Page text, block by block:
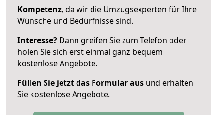
Kompetenz, da wir die Umzugsexperten für Ihre
Wünsche und Bedürfnisse sind.
Interesse? Dann greifen Sie zum Telefon oder
holen Sie sich erst einmal ganz bequem
kostenlose Angebote.
Füllen Sie jetzt das Formular aus und erhalten
Sie kostenlose Angebote.